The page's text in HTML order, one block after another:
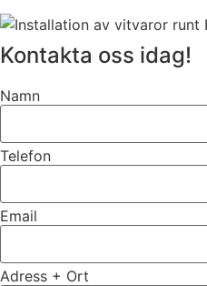
Kontakta oss idag!
Namn
Telefon
Email
Adress + Ort